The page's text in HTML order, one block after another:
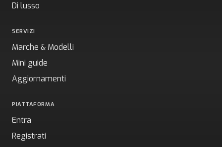
Di lusso
SERVIZI
Marche & Modelli
Mini guide
Aggiornamenti
PIATTAFORMA
Entra
Registrati